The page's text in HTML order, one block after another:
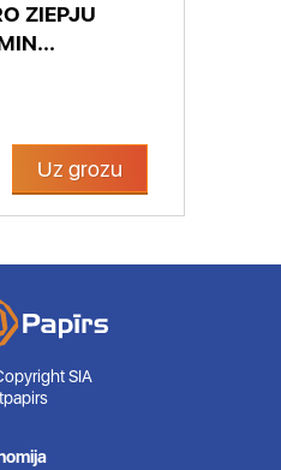
ZIEPJU
Uz grozu
SIA